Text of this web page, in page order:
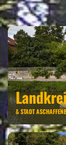
& STADT